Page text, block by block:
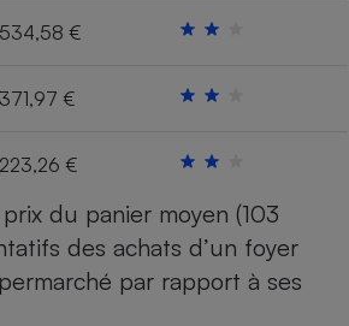
534,58 €
371,97 €
223,26 €
du panier moyen (103
des achats d’un foyer
par rapport à ses